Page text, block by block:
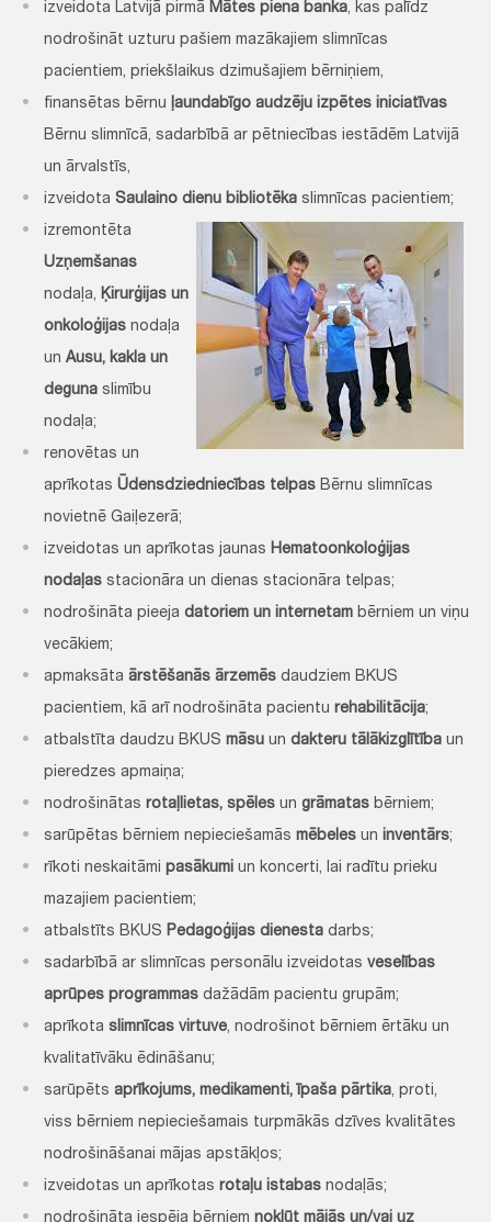
izveidota Latvijā pirmā Mātes piena banka, kas palīdz
nodrošināt uzturu pašiem mazākajiem slimnīcas
pacientiem, priekšlaikus dzimušajiem bērniņiem,
finansētas bērnu ļaundabīgo audzēju izpētes iniciatīvas
Bērnu slimnīcā, sadarbībā ar pētniecības iestādēm Latvijā
un ārvalstīs,
izveidota Saulaino dienu bibliotēka slimnīcas pacientiem;
izremontēta
Uzņemšanas
nodaļa, Ķirurģijas un
onkoloģijas nodaļa
un Ausu, kakla un
deguna slimību
nodaļa;
renovētas un
aprīkotas Ūdensdziedniecības telpas Bērnu slimnīcas
novietnē Gaiļezerā;
izveidotas un aprīkotas jaunas Hematoonkoloģijas
nodaļas stacionāra un dienas stacionāra telpas;
nodrošināta pieeja datoriem un internetam bērniem un viņu
vecākiem;
apmaksāta ārstēšanās ārzemēs daudziem BKUS
pacientiem, kā arī nodrošināta pacientu rehabilitācija;
atbalstīta daudzu BKUS māsu un dakteru tālākizglītība un
pieredzes apmaiņa;
nodrošinātas rotaļlietas, spēles un grāmatas bērniem;
sarūpētas bērniem nepieciešamās mēbeles un inventārs;
rīkoti neskaitāmi pasākumi un koncerti, lai radītu prieku
mazajiem pacientiem;
atbalstīts BKUS Pedagoģijas dienesta darbs;
sadarbībā ar slimnīcas personālu izveidotas veselības
aprūpes programmas dažādām pacientu grupām;
aprīkota slimnīcas virtuve, nodrošinot bērniem ērtāku un
kvalitatīvāku ēdināšanu;
sarūpēts aprīkojums, medikamenti, īpaša pārtika, proti,
viss bērniem nepieciešamais turpmākās dzīves kvalitātes
nodrošināšanai mājas apstākļos;
izveidotas un aprīkotas rotaļu istabas nodaļās;
nodrošināta iespēja bērniem nokļūt mājās un/vai uz